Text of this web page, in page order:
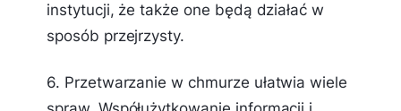
instytucji, że także one będą działać w
sposób przejrzysty.
6. Przetwarzanie w chmurze ułatwia wiele